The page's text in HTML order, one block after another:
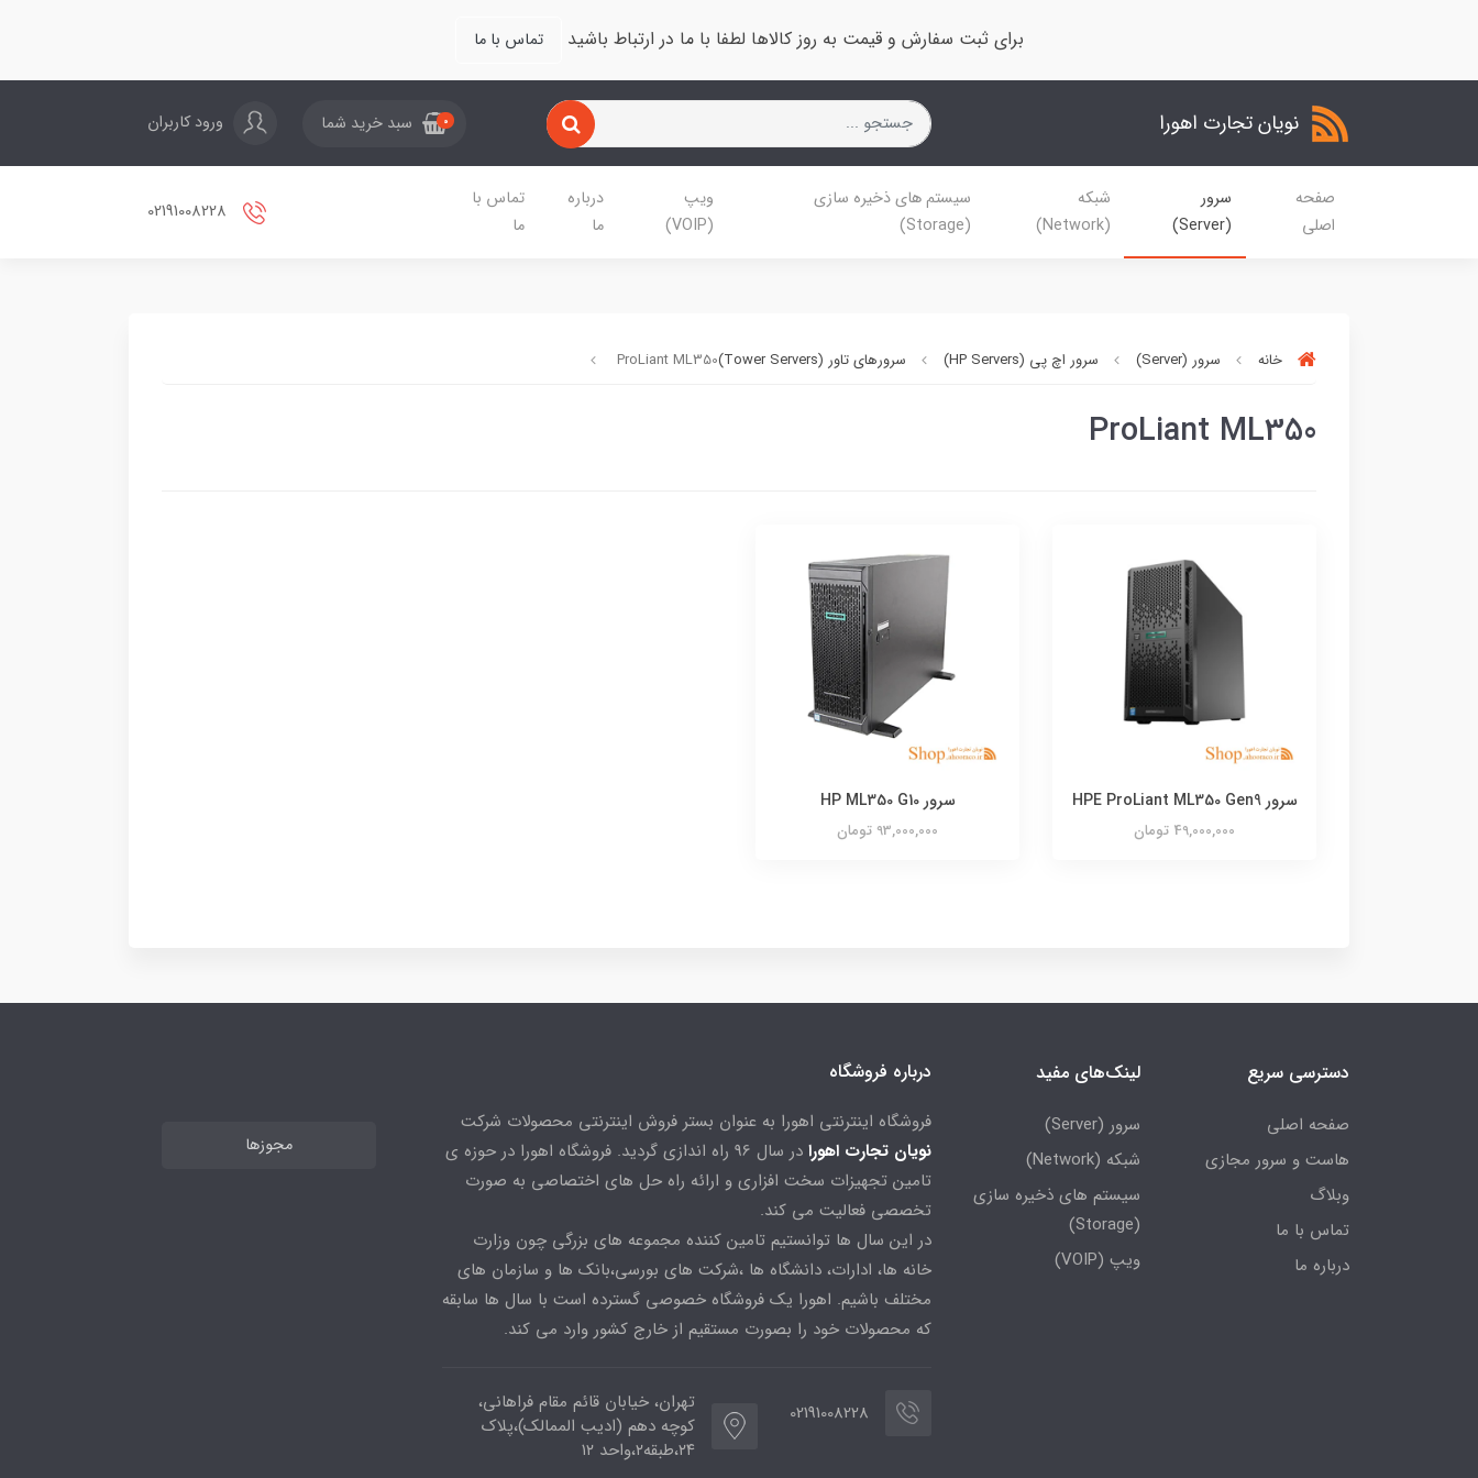
برای ثبت سفارش و قیمت به روز کالاها لطفا با ما در ارتباط باشید تماس با ما
نویان تجارت اهورا 0 سبد خرید شما ورود کاربران
صفحه
اصلی
سرور
(Server)
شبکه
(Network)
سیستم های ذخیره سازی
(Storage)
ویپ
(VOIP)
درباره
ما
تماس با
ما
خانه سرور (Server) سرور اچ پی (HP Servers) سرورهای تاور (Tower Servers) ProLiant ML350
ProLiant ML350
سرور HPE ProLiant ML350 Gen9
49,000,000 تومان
سرور HP ML350 G10
93,000,000 تومان
دسترسی سریع
صفحه اصلی
هاست و سرور مجازی
وبلاگ
تماس با ما
درباره ما
لینک‌های مفید
سرور (Server)
شبکه (Network)
سیستم های ذخیره سازی
(Storage)
ویپ (VOIP)
درباره فروشگاه
فروشگاه اینترنتی اهورا به عنوان بستر فروش اینترنتی محصولات شرکت
نویان تجارت اهورا
در سال 96 راه اندازی گردید. فروشگاه اهورا در حوزه ی
تامین تجهیزات سخت افزاری و ارائه راه حل های اختصاصی به صورت
تخصصی فعالیت می کند.
در این سال ها توانستیم تامین کننده مجموعه های بزرگی چون وزارت
خانه ها، ادارات، دانشگاه ها ،شرکت های بورسی،بانک ها و سازمان های
مختلف باشیم. اهورا یک فروشگاه خصوصی گسترده است با سال ها سابقه
که محصولات خود را بصورت مستقیم از خارج کشور وارد می کند.
02191008228
تهران، خیابان قائم مقام فراهانی،
کوچه دهم (ادیب الممالک)،پلاک
۲۴،طبقه۲،واحد ۱۲
مجوزها